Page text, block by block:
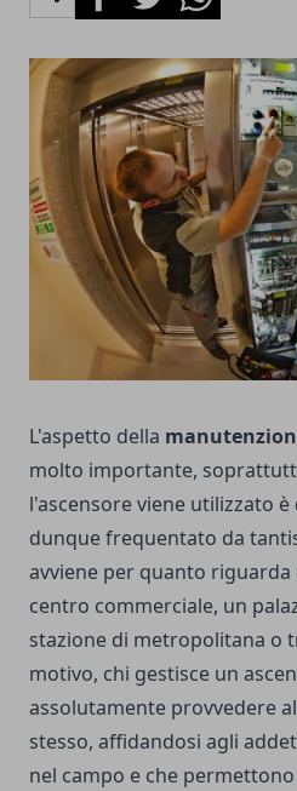
L'aspetto della
molto importante,
l'ascensore viene utilizzato
dunque frequentato da
avviene per quanto
centro commerciale, un
stazione di metropolitana o
motivo, chi gestisce un
assolutamente provvedere
stesso, affidandosi agli
nel campo e che